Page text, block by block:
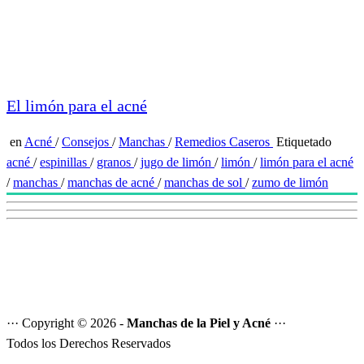
El limón para el acné
enAcné /Consejos /Manchas /Remedios Caseros Etiquetado
acné /espinillas / granos /jugo de limón /limón /limón para el acné
/manchas /manchas de acné /manchas de sol /zumo de limón
··· Copyright © 2026 - Manchas de la Piel y Acné ···
Todos los Derechos Reservados